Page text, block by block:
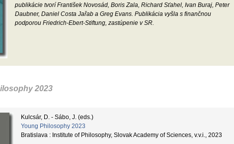
publikácie tvorí František Novosád, Boris Zala, Richard Sťahel, Ivan Buraj, Peter
Daubner, Daniel Costa Jařab a Greg Evans. Publikácia vyšla s finančnou
podporou Friedrich-Ebert-Stiftung, zastúpenie v SR.
2023
Kulcsár, D. - Sábo, J. (eds.)
Young Philosophy 2023
Bratislava : Institute of Philosophy, Slovak Academy of Sciences, v.v.i., 2023